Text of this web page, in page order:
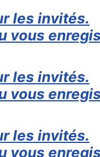
les invités.
vous
les invités.
vous
les invités.
vous